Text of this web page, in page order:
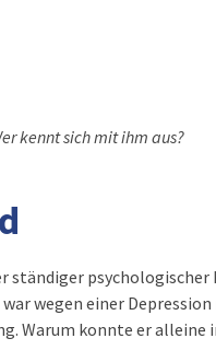
kennt sich mit ihm aus?
ständiger
war wegen einer Depression
Warum konnte er alleine